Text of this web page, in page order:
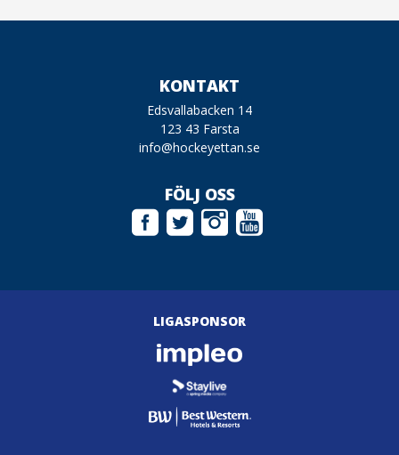
KONTAKT
Edsvallabacken 14
123 43 Farsta
info@hockeyettan.se
FÖLJ OSS
LIGASPONSOR